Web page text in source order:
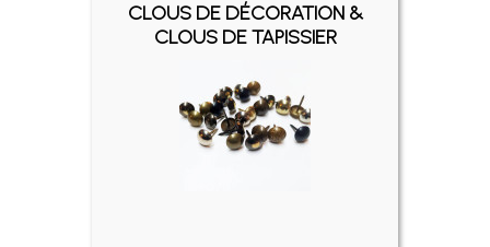
CLOUS DE DÉCORATION &
CLOUS DE TAPISSIER